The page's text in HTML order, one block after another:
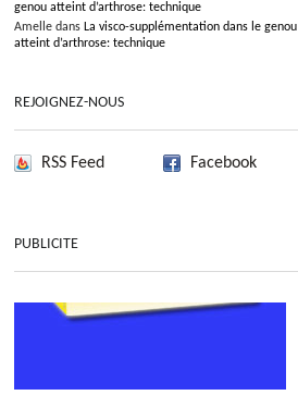
genou atteint d’arthrose: technique
Amelle dans La visco-supplémentation dans le genou
atteint d’arthrose: technique
REJOIGNEZ-NOUS
RSS Feed Facebook
PUBLICITE